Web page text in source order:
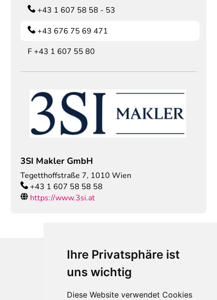
Ihre Privatsphäre ist
uns wichtig
Diese Website verwendet Cookies
+43 1 607 58 58 - 53
+43 676 75 69 471
F+43 1 607 55 80
3SI Makler GmbH
Tegetthoffstraße 7, 1010 Wien
+43 1 607 58 58 58
https://www.3si.at